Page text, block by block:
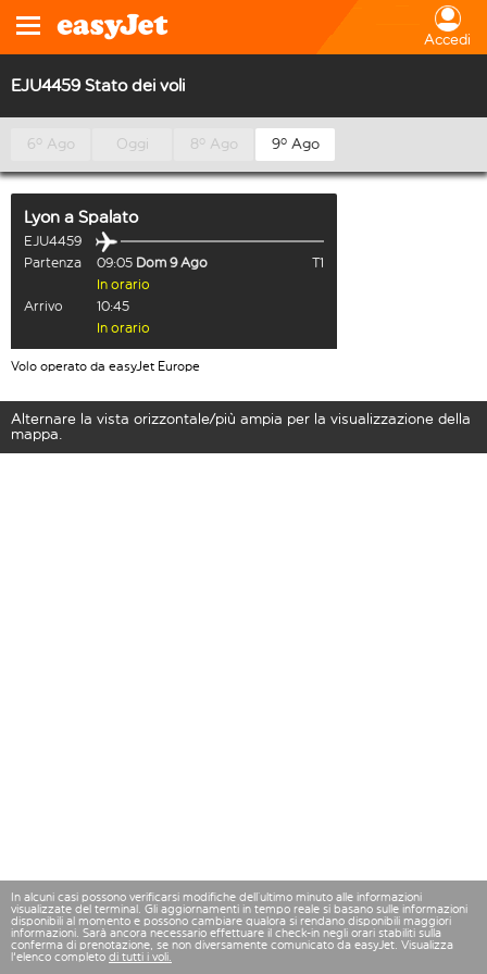
Accedi
EJU4459 Stato dei voli
6º Ago Oggi 8º Ago 9º Ago
Lyon a Spalato
EJU4459
Partenza
09:05 Dom 9 Ago
T1
In orario
Arrivo
10:45
In orario
Volo operato da easyJet Europe
Alternare la vista orizzontale/più ampia per la visualizzazione della
mappa.
In alcuni casi possono verificarsi modifiche dell’ultimo minuto alle informazioni
visualizzate del terminal. Gli aggiornamenti in tempo reale si basano sulle informazioni
disponibili al momento e possono cambiare qualora si rendano disponibili maggiori
informazioni. Sarà ancora necessario effettuare il check-in negli orari stabiliti sulla
conferma di prenotazione, se non diversamente comunicato da easyJet. Visualizza
l'elenco completo di tutti i voli.